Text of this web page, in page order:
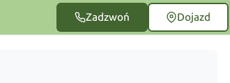
Zadzwoń Dojazd